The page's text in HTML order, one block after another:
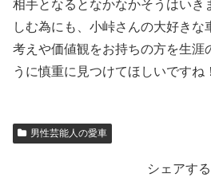
相手となるとなかなかそうはいき
しむ為にも、小峠さんの大好きな
考えや価値観をお持ちの方を生涯
うに慎重に見つけてほしいですね！
男性芸能人の愛車
シェアする